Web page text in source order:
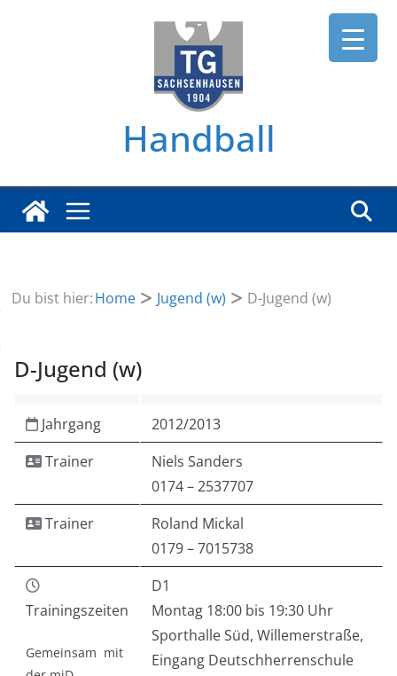
Handball
Du bist hier:Home Jugend (w) D-Jugend (w)
D-Jugend (w)
Jahrgang
2012/2013
Trainer
Niels Sanders
0174 – 2537707
Trainer
Roland Mickal
0179 – 7015738
Trainingszeiten
Gemeinsam mit
D1
Montag 18:00 bis 19:30 Uhr
Sporthalle Süd, Willemerstraße,
Eingang Deutschherrenschule